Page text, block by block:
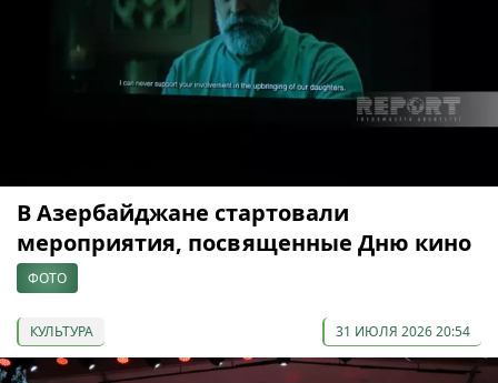
В Азербайджане стартовали
мероприятия, посвященные Дню кино
ФОТО
КУЛЬТУРА 31 ИЮЛЯ 2026 20:54